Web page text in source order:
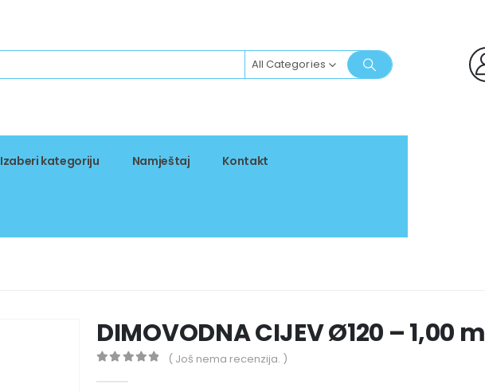
All Categories
Izaberi kategoriju Namještaj Kontakt
DIMOVODNA CIJEV Ø120 – 1,00 m
( Još nema recenzija. )